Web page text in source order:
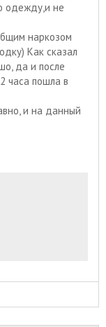
одежду,и не
наркозом
Как сказал
да и после
часа пошла в
и на данный